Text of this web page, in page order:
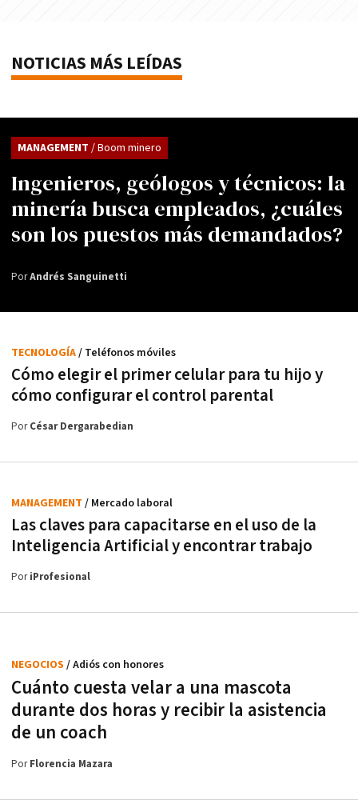
NOTICIAS MÁS LEÍDAS
Ingenieros, geólogos y técnicos: la
minería busca empleados, ¿cuáles
son los puestos más demandados?
MANAGEMENT / Boom minero
PorAndrés Sanguinetti
Cómo elegir el primer celular para tu hijo y
cómo configurar el control parental
TECNOLOGÍA/ Teléfonos móviles
PorCésar Dergarabedian
Las claves para capacitarse en el uso de la
Inteligencia Artificial y encontrar trabajo
MANAGEMENT / Mercado laboral
PoriProfesional
Cuánto cuesta velar a una mascota
durante dos horas y recibir la asistencia
de un coach
NEGOCIOS / Adiós con honores
PorFlorencia Mazara